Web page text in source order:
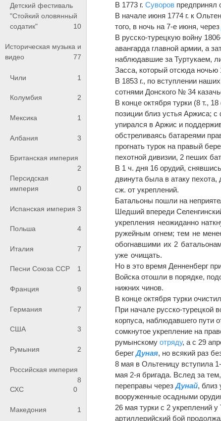
Детский фестиваль
"Стойкий оловянный
содатик"
10
Историческая музыка и
видео
77
Чили 1
Колумбия 2
Мексика 1
Албания 3
Британская империя
2
Персидская
империя
0
Испанская империя 3
Польша 4
Италия 7
Песни Союза ССР 1
Франция 9
Германия 7
США 3
Румыния 2
Российская империя
8
СХС
0
Македония 1
В 1773 г.Суворов предпринял
В начале июня 1774 г. к
того, в ночь на 7-е июня,
В русско-турецкую войну
авангарда главной армии, а
наблюдавшие за Туртукаем,
Засса, который отсюда ночью
В 1853 г., по вступлении
сотнями Донского № 34
В конце октября турки (8 т.,
позиции близ устья Аржиса;
упирался в Аржис и
обстреливаясь батареями
прогнать турок на правый
пехотной дивизии, 2 пеших
В 1 ч. дня 16 орудий,
двинута была в атаку
сж. от укреплений.
Батальоны пошли на
Шедший впереди
укрепления неожиданно
ружейным огнем; тем не
обогнавшими их 2
уже очищать.
Но в это время Денненберг
Войска отошли в порядке,
нижних чинов.
В конце октября турки
При начале русско-турецкой
корпуса, наблюдавшего пути
сомкнутое укрепление на
румынскомуотряду, а с 29
берегДуная, но всякий раз
8 мая в Ольтеницу вступила
мая 2-я бригада. Вслед за
переправы черезДунай, близ
вооруженные осадными
26 мая турки с 2 укреплений
артиллерийский бой